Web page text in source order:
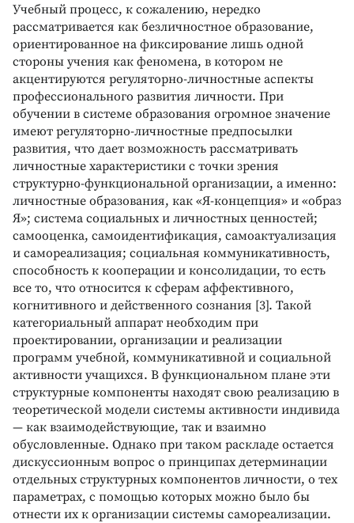
Учебный процесс, к сожалению, нередко
рассматривается как безличностное образование,
ориентированное на фиксирование лишь одной
стороны учения как феномена, в котором не
акцентируются регуляторно-личностные аспекты
профессионального развития личности. При
обучении в системе образования огромное значение
имеют регуляторно-личностные предпосылки
развития, что дает возможность рассматривать
личностные характеристики с точки зрения
структурно-функциональной организации, а именно:
личностные образования, как «Я-концепция» и «образ
Я»; система социальных и личностных ценностей;
самооценка, самоидентификация, самоактуализация
и самореализация; социальная коммуникативность,
способность к кооперации и консолидации, то есть
все то, что относится к сферам аффективного,
когнитивного и действенного сознания [3]. Такой
категориальный аппарат необходим при
проектировании, организации и реализации
программ учебной, коммуникативной и социальной
активности учащихся. В функциональном плане эти
структурные компоненты находят свою реализацию в
теоретической модели системы активности индивида
— как взаимодействующие, так и взаимно
обусловленные. Однако при таком раскладе остается
дискуссионным вопрос о принципах детерминации
отдельных структурных компонентов личности, о тех
параметрах, с помощью которых можно было бы
отнести их к организации системы самореализации.